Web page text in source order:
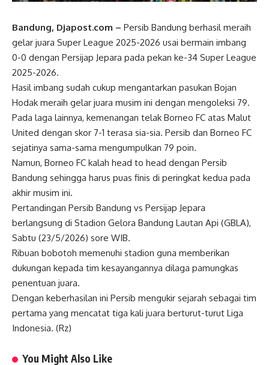
Bandung, Djapost.com – Persib Bandung berhasil meraih
gelar juara Super League 2025-2026 usai bermain imbang
0-0 dengan Persijap Jepara pada pekan ke-34 Super League
2025-2026.
Hasil imbang sudah cukup mengantarkan pasukan Bojan
Hodak meraih gelar juara musim ini dengan mengoleksi 79.
Pada laga lainnya, kemenangan telak Borneo FC atas Malut
United dengan skor 7-1 terasa sia-sia. Persib dan Borneo FC
sejatinya sama-sama mengumpulkan 79 poin.
Namun, Borneo FC kalah head to head dengan Persib
Bandung sehingga harus puas finis di peringkat kedua pada
akhir musim ini.
Pertandingan Persib Bandung vs Persijap Jepara
berlangsung di Stadion Gelora Bandung Lautan Api (GBLA),
Sabtu (23/5/2026) sore WIB.
Ribuan bobotoh memenuhi stadion guna memberikan
dukungan kepada tim kesayangannya dilaga pamungkas
penentuan juara.
Dengan keberhasilan ini Persib mengukir sejarah sebagai tim
pertama yang mencatat tiga kali juara berturut-turut Liga
Indonesia. (Rz)
You Might Also Like